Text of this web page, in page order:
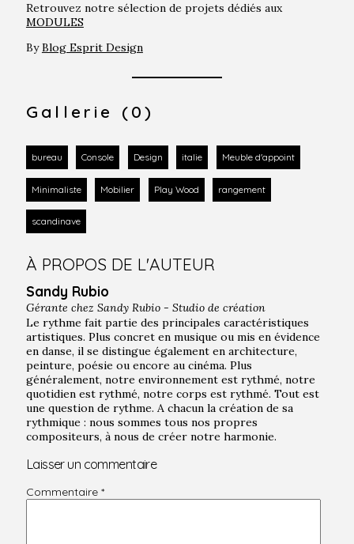
Retrouvez notre sélection de projets dédiés aux
MODULES
ByBlog Esprit Design
Gallerie (0)
bureau Console Design italie Meuble d'appoint
Minimaliste Mobilier Play Wood rangement
scandinave
À PROPOS DE L'AUTEUR
Sandy Rubio
Gérante chez Sandy Rubio - Studio de création
Le rythme fait partie des principales caractéristiques
artistiques. Plus concret en musique ou mis en évidence
en danse, il se distingue également en architecture,
peinture, poésie ou encore au cinéma. Plus
généralement, notre environnement est rythmé, notre
quotidien est rythmé, notre corps est rythmé. Tout est
une question de rythme. A chacun la création de sa
rythmique : nous sommes tous nos propres
compositeurs, à nous de créer notre harmonie.
Laisser un commentaire
Commentaire *